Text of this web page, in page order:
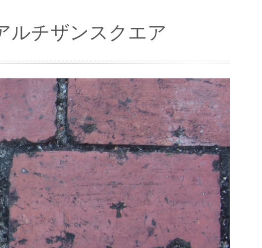
ルチザンスクエア